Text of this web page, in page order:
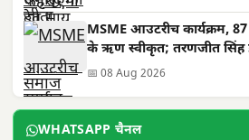
MSME आउटरीच कार्यक्रम, 87
के ऋण स्वीकृत; तरणजीत सिंह
📅 08 Aug 2026
WHATSAPP चैनल